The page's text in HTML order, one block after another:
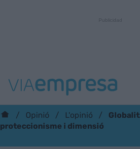
Opinió L'opinió
proteccionisme i dimensió